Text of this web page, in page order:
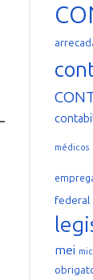
médicos
federal
mei